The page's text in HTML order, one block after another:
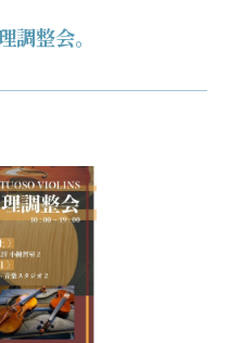
調整会。